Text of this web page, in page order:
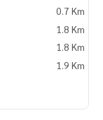
0.7 Km
1.8 Km
1.8 Km
1.9 Km